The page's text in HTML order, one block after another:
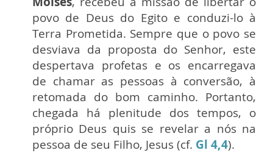
povo de Deus do Egito e conduzi-lo à
Terra Prometida. Sempre que o povo se
desviava da proposta do Senhor, este
despertava profetas e os encarregava
de chamar as pessoas à conversão, à
retomada do bom caminho. Portanto,
chegada há plenitude dos tempos, o
próprio Deus quis se revelar a nós na
pessoa de seu Filho, Jesus (cf. Gl 4,4).